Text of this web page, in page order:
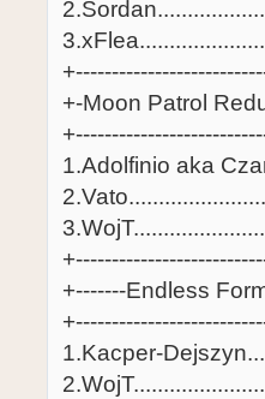
+-Moon Patrol
1.Adolfinio aka
+-------Endless
1.Kacper-